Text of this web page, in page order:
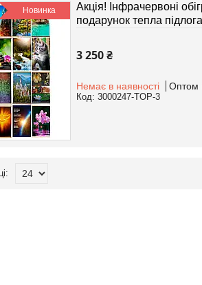
Новинка
Акція! Інфрачервоні
подарунок тепла підлога
3 250 ₴
Немає в наявності Оптом
3000247-TOP-3